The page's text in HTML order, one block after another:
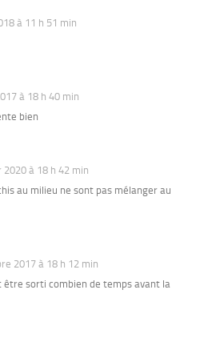
à 11 h 51 min
à 18 h 40 min
bien
2020 à 18 h 42 min
au milieu ne sont pas mélanger au
2017 à 18 h 12 min
être sorti combien de temps avant la